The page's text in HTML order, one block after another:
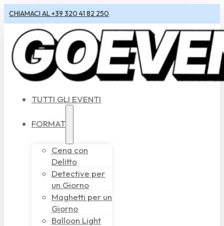
CHIAMACI AL +39 320 41 82 250
TUTTI GLI EVENTI
FORMAT
Cena con
Delitto
Detective per
un Giorno
Maghetti per un
Giorno
Balloon Light